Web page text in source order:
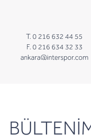
T. 0 216 632 44 55
F. 0 216 634 32 33
ankara@interspor.com